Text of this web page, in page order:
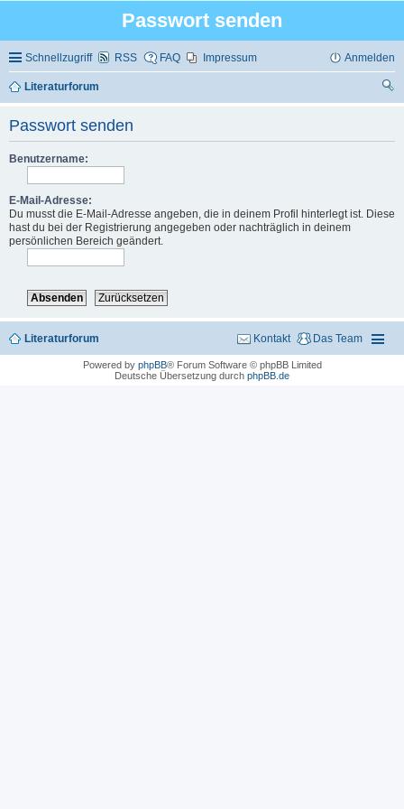
Passwort senden
Schnellzugriff RSS FAQ Impressum Anmelden
Literaturforum
Passwort senden
Benutzername:
E-Mail-Adresse:
Du musst die E-Mail-Adresse angeben, die in deinem Profil hinterlegt ist. Diese
hast du bei der Registrierung angegeben oder nachträglich in deinem
persönlichen Bereich geändert.
Literaturforum Das Team
Kontakt
Powered by phpBB® Forum Software © phpBB Limited
Deutsche Übersetzung durch phpBB.de